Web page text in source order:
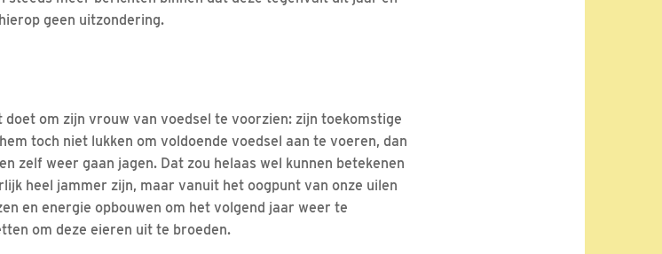
geen uitzondering.
om zijn vrouw van voedsel te voorzien: zijn toekomstige
toch niet lukken om voldoende voedsel aan te voeren, dan
zelf weer gaan jagen. Dat zou helaas wel kunnen betekenen
heel jammer zijn, maar vanuit het oogpunt van onze uilen
en energie opbouwen om het volgend jaar weer te
om deze eieren uit te broeden.